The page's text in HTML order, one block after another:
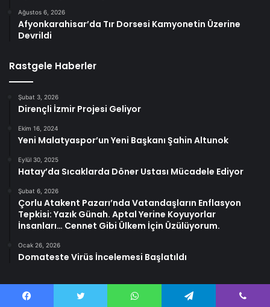
Ağustos 6, 2026
Afyonkarahisar’da Tır Dorsesi Kamyonetin Üzerine
Devrildi
Rastgele Haberler
Şubat 3, 2026
Dirençli İzmir Projesi Geliyor
Ekim 16, 2024
Yeni Malatyaspor’un Yeni Başkanı Şahin Altunok
Eylül 30, 2025
Hatay’da Sıcaklarda Döner Ustası Mücadele Ediyor
Şubat 6, 2026
Çorlu Atakent Pazarı’nda Vatandaşların Enflasyon
Tepkisi: Yazık Günah. Aptal Yerine Koyuyorlar
İnsanları… Cennet Gibi Ülkem İçin Üzülüyorum.
Ocak 26, 2026
Domateste Virüs İncelemesi Başlatıldı